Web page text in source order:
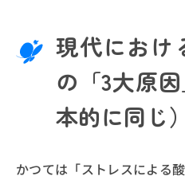
現代におけ
の「3大原
本的に同じ）
かつては「ストレスによる